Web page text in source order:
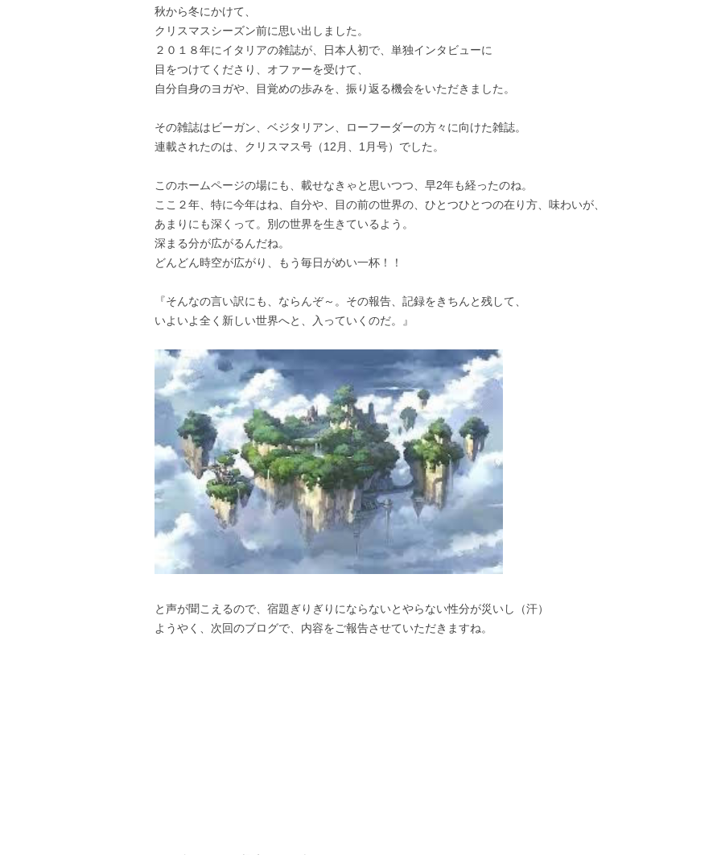
秋から冬にかけて、
クリスマスシーズン前に思い出しました。
２０１８年にイタリアの雑誌が、日本人初で、単独インタビューに
目をつけてくださり、オファーを受けて、
自分自身のヨガや、目覚めの歩みを、振り返る機会をいただきました。
その雑誌はビーガン、ベジタリアン、ローフーダーの方々に向けた雑誌。
連載されたのは、クリスマス号（12月、1月号）でした。
このホームページの場にも、載せなきゃと思いつつ、早2年も経ったのね。
ここ２年、特に今年はね、自分や、目の前の世界の、ひとつひとつの在り方、味わいが、
あまりにも深くって。別の世界を生きているよう。
深まる分が広がるんだね。
どんどん時空が広がり、もう毎日がめい一杯！！
『そんなの言い訳にも、ならんぞ～。その報告、記録をきちんと残して、
いよいよ全く新しい世界へと、入っていくのだ。』
と声が聞こえるので、宿題ぎりぎりにならないとやらない性分が災いし（汗）
ようやく、次回のブログで、内容をご報告させていただきますね。